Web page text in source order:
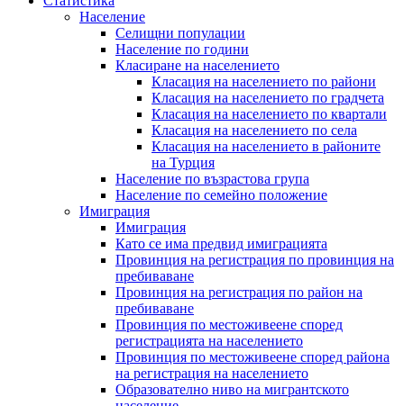
Население
Селищни популации
Население по години
Класиране на населението
Класация на населението по райони
Класация на населението по градчета
Класация на населението по квартали
Класация на населението по села
Класация на населението в районите
на Турция
Население по възрастова група
Население по семейно положение
Имиграция
Имиграция
Като се има предвид имиграцията
Провинция на регистрация по провинция на
пребиваване
Провинция на регистрация по район на
пребиваване
Провинция по местоживеене според
регистрацията на населението
Провинция по местоживеене според района
на регистрация на населението
Образователно ниво на мигрантското